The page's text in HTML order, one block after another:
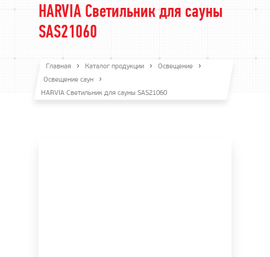
HARVIA Светильник для сауны
SAS21060
Главная Каталог продукции
Освещение
Освещение саун
HARVIA Светильник для сауны SAS21060